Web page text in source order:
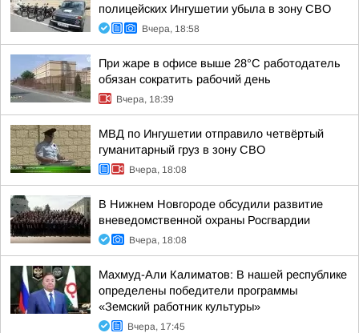
полицейских Ингушетии убыла в зону СВО
Вчера, 18:58
При жаре в офисе выше 28°C работодатель
обязан сократить рабочий день
Вчера, 18:39
МВД по Ингушетии отправило четвёртый
гуманитарный груз в зону СВО
Вчера, 18:08
В Нижнем Новгороде обсудили развитие
вневедомственной охраны Росгвардии
Вчера, 18:08
Махмуд-Али Калиматов: В нашей республике
определены победители программы
«Земский работник культуры»
Вчера, 17:45